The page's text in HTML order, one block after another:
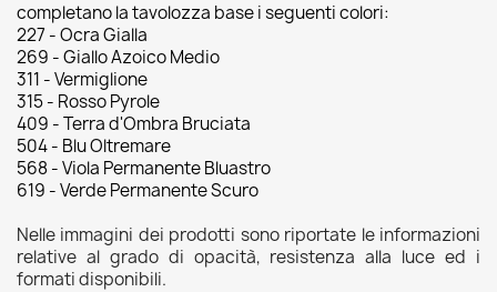
completano la tavolozza base i seguenti colori:
227 - Ocra Gialla
269 - Giallo Azoico Medio
311 - Vermiglione
315 - Rosso Pyrole
409 - Terra d'Ombra Bruciata
504 - Blu Oltremare
568 - Viola Permanente Bluastro
619 - Verde Permanente Scuro
Nelle immagini dei prodotti sono riportate le informazioni
relative al grado di opacità, resistenza alla luce ed i
formati disponibili.